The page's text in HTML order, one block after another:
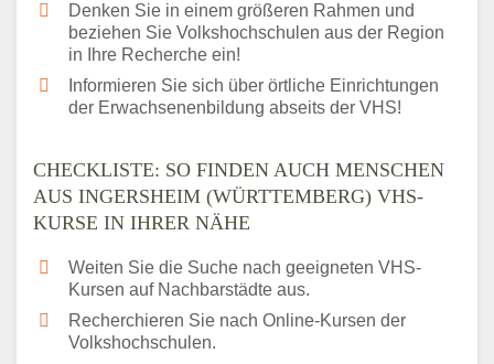
Denken Sie in einem größeren Rahmen und
beziehen Sie Volkshochschulen aus der Region
in Ihre Recherche ein!
Informieren Sie sich über örtliche Einrichtungen
der Erwachsenenbildung abseits der VHS!
CHECKLISTE: SO FINDEN AUCH MENSCHEN
AUS INGERSHEIM (WÜRTTEMBERG) VHS-
KURSE IN IHRER NÄHE
Weiten Sie die Suche nach geeigneten VHS-
Kursen auf Nachbarstädte aus.
Recherchieren Sie nach Online-Kursen der
Volkshochschulen.